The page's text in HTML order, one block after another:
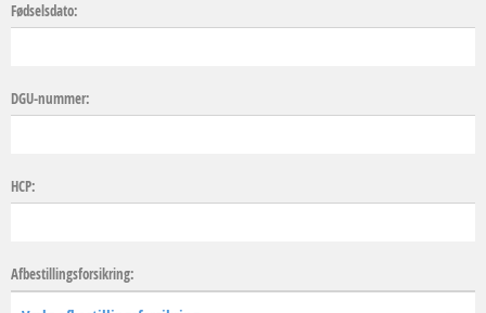
Fødselsdato:
DGU-nummer:
HCP:
Afbestillingsforsikring: